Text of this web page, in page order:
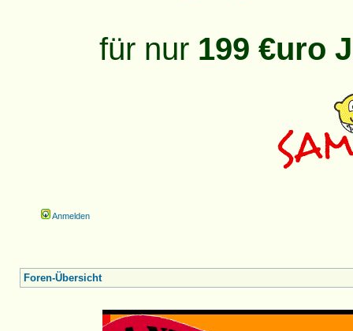
für nur 199 €uro
Anmelden
Foren-Übersicht